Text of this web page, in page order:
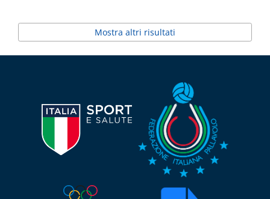
Mostra altri risultati